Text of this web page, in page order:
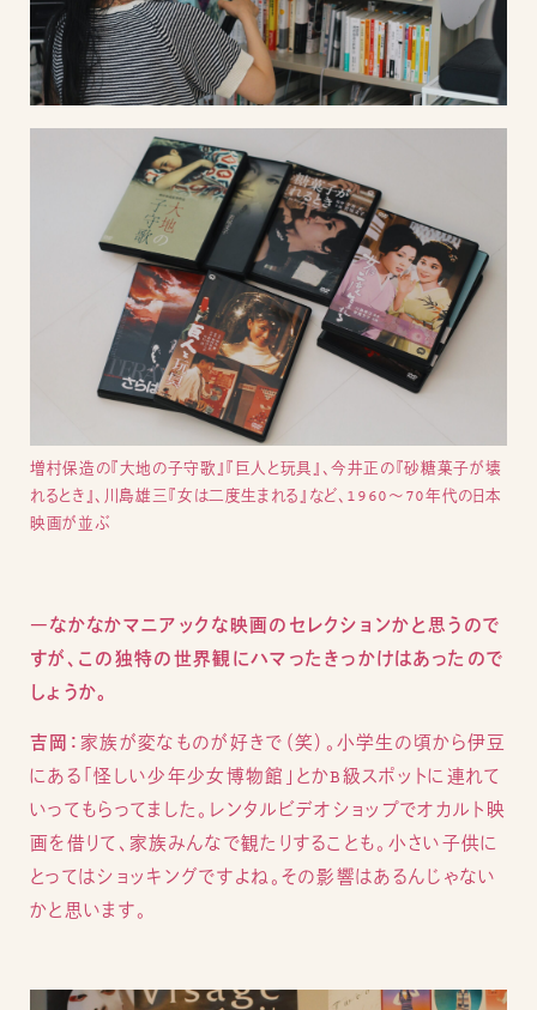
増村保造の『大地の子守歌』『巨人と玩具』、今井正の『砂糖菓子が壊
れるとき』、川島雄三『女は二度生まれる』など、1960〜70年代の日本
映画が並ぶ
―なかなかマニアックな映画のセレクションかと思うので
すが、この独特の世界観にハマったきっかけはあったので
しょうか。
吉岡：家族が変なものが好きで（笑）。小学生の頃から伊豆
にある「怪しい少年少女博物館」とかB級スポットに連れて
いってもらってました。レンタルビデオショップでオカルト映
画を借りて、家族みんなで観たりすることも。小さい子供に
とってはショッキングですよね。その影響はあるんじゃない
かと思います。